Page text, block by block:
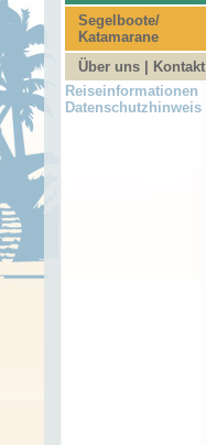
Segelboote/
Katamarane
Über uns | Kontakt
Reiseinformationen
Datenschutzhinweis